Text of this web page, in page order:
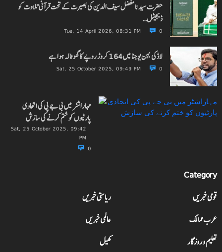
حضرت سیدنا مفضل سیف الدین کی بصیرت کے تحت قرآنی تلاوت کو
ڈیجیٹل…
Tue, 14 April 2026, 08:31 PM 0
لاڈکی بہن یوجنا میں 164 کروڑ روپے کا گھوٹالہ ہوا ہے
Sat, 25 October 2025, 09:49 PM 0
مہاراشٹر میں بی جے پی کی اتحادی
پارٹیوں کو ختم کرنے کی سازش
Sat, 25 October 2025, 09:42
PM
0
Category
قومی خبریں
ریاستی خبریں
عرب ممالک
عالمی خبریں
تعلیم و روزگار
کھیل